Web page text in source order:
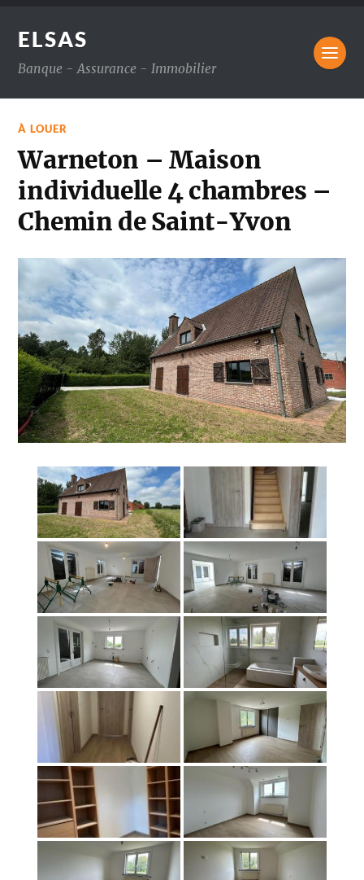
ELSAS
Banque - Assurance - Immobilier
À LOUER
Warneton – Maison
individuelle 4 chambres –
Chemin de Saint-Yvon